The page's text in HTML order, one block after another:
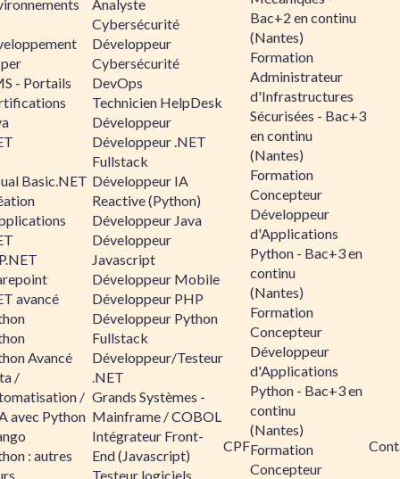
- Portails
Basic.NET
avancé
Avancé
/
/
avec Python
: autres
Analyste
Cybersécurité
Développeur
Cybersécurité
DevOps
Technicien HelpDesk
Développeur
Développeur .NET
Fullstack
Développeur IA
Reactive (Python)
Développeur Java
Développeur
Javascript
Développeur Mobile
Développeur PHP
Développeur Python
Fullstack
Développeur/Testeur
.NET
Grands Systèmes -
Mainframe / COBOL
Intégrateur Front-
End (Javascript)
Testeur logiciels
CPF
Bac+2 en continu
(Nantes)
Formation
Administrateur
d'Infrastructures
Sécurisées - Bac+3
en continu
(Nantes)
Formation
Concepteur
Développeur
d'Applications
Python - Bac+3 en
continu
(Nantes)
Formation
Concepteur
Développeur
d'Applications
Python - Bac+3 en
continu
(Nantes)
Formation
Concepteur